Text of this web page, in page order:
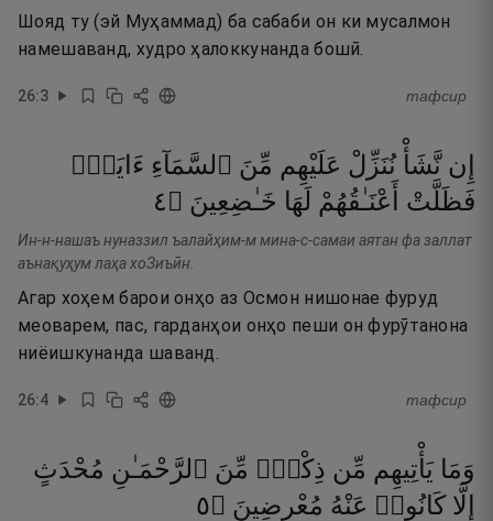
Шояд ту (эй Муҳаммад) ба сабаби он ки мусалмон
намешаванд, худро ҳалоккунанда бошӣ.
26:3 тафсир
إِن نَّشَأْ نُنَزِّلْ عَلَيْهِم مِّنَ ٱلسَّمَآءِ ءَايَةًۭ
فَظَلَّتْ
أَعْنَـٰقُهُمْ لَهَا خَـٰضِعِينَ ۝٤
Ин-н-нашаъ нуназзил ъалайҳим-м мина-с-самаи аятан фа заллат
аънақуҳум лаҳа хоЗиъӣн.
Агар хоҳем барои онҳо аз Осмон нишонае фуруд
меоварем, пас, гарданҳои онҳо пеши он фурӯтанона
ниёишкунанда шаванд.
26:4 тафсир
وَمَا يَأْتِيهِم مِّن ذِكْرٍۢ مِّنَ ٱلرَّحْمَـٰنِ مُحْدَثٍ
إِلَّا كَانُوا۟ عَنْهُ مُعْرِضِينَ ۝٥